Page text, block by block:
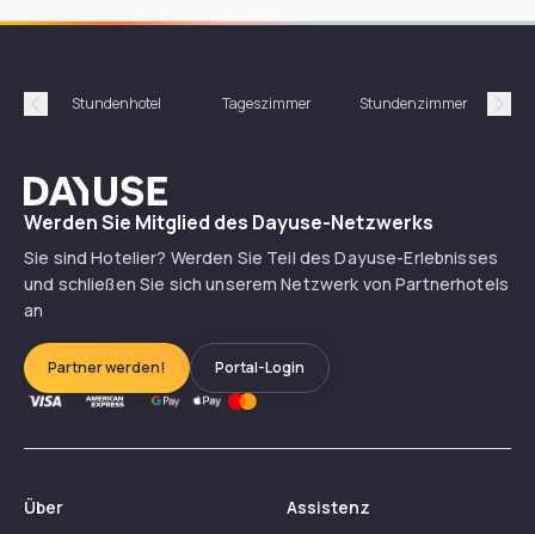
Précédent
Stundenhotel Tageszimmer Stundenzimmer
Dayuse
Werden Sie Mitglied des Dayuse-Netzwerks
Sie sind Hotelier? Werden Sie Teil des Dayuse-Erlebnisses
und schließen Sie sich unserem Netzwerk von Partnerhotels
an
Partner werden! Portal-Login
Über Assistenz